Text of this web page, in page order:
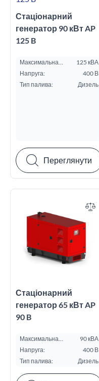
Стаціонарний
генератор 90 кВт AP
125 B
Максимальна
потужність ESP, кВА:
125 кВА
Напруга:
400 В
Тип палива:
Дизель
Переглянути
Стаціонарний
генератор 65 кВт AP
90 B
Максимальна
потужність ESP, кВА:
90 кВА
Напруга:
400 В
Тип палива:
Дизель